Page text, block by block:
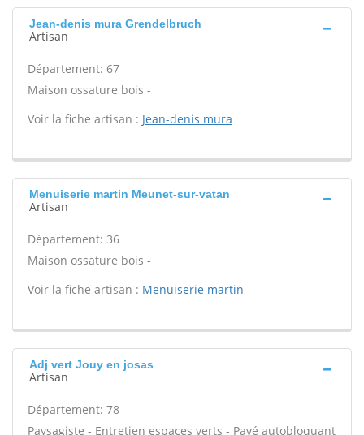
Jean-denis mura Grendelbruch
Artisan
Département: 67
Maison ossature bois -
Voir la fiche artisan : Jean-denis mura
Menuiserie martin Meunet-sur-vatan
Artisan
Département: 36
Maison ossature bois -
Voir la fiche artisan : Menuiserie martin
Adj vert Jouy en josas
Artisan
Département: 78
Paysagiste - Entretien espaces verts - Pavé autobloquant